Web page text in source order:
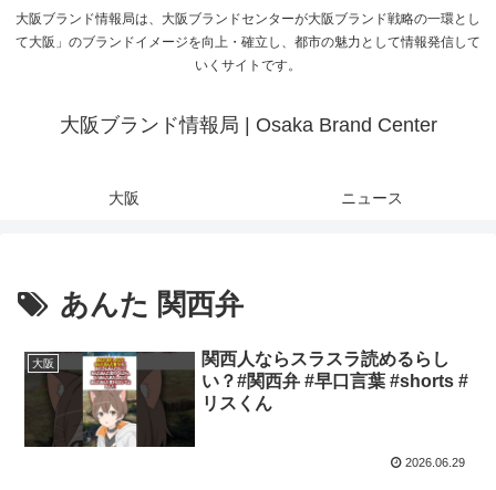
大阪ブランド情報局は、大阪ブランドセンターが大阪ブランド戦略の一環とし
て大阪」のブランドイメージを向上・確立し、都市の魅力として情報発信して
いくサイトです。
大阪ブランド情報局 | Osaka Brand Center
大阪 ニュース
あんた 関西弁
大阪
関西人ならスラスラ読めるらし
い？#関西弁 #早口言葉 #shorts #
リスくん
2026.06.29